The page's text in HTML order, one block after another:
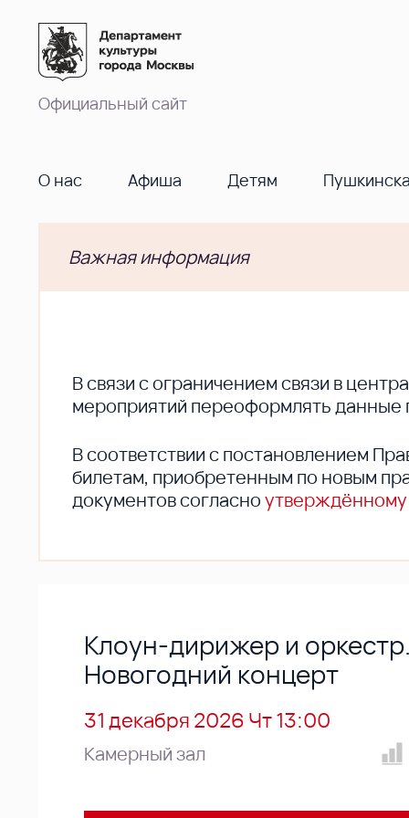
Официальный сайт
О нас Афиша Детям
Важная информация
В cвязи с ограничением связи в
мероприятий переоформлять данные
В соответствии с постановлением
билетам, приобретенным по новым
документов согласно
Клоун-дирижер и оркестр.
Новогодний концерт
31 декабря 2026 Чт 13:00
Камерный зал